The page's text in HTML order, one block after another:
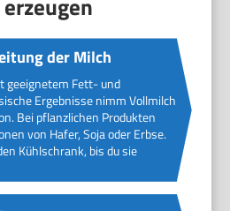
der Milch
geeignetem Fett- und
Ergebnisse nimm Vollmilch
Bei pflanzlichen Produkten
von Hafer, Soja oder Erbse.
Kühlschrank, bis du sie